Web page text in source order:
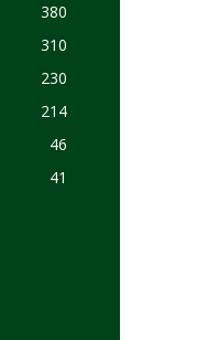
380
310
230
214
46
41